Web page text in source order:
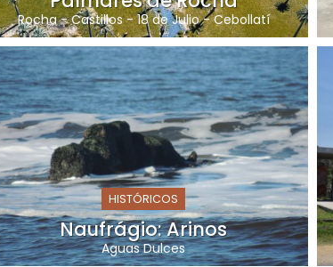
Rocha-Castillos-18 de Julio-Cebollatí
HISTÓRICOS
Naufrágio: Arinos
Aguas Dulces